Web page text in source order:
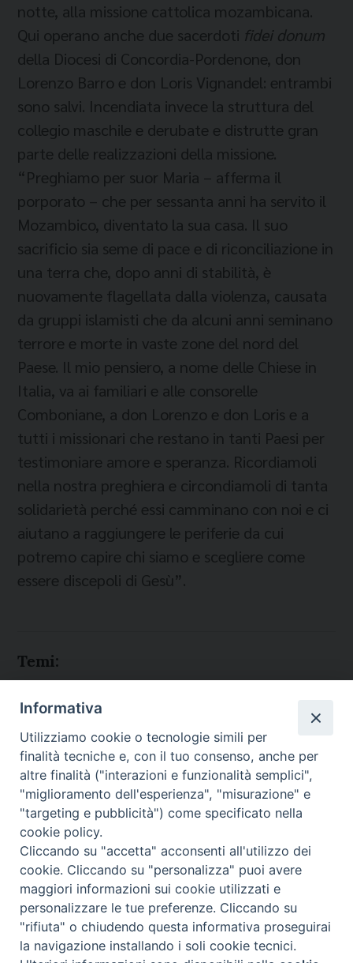
notte, alla missione cattolica mozambicana.
Qui operano anche due sacerdoti fidei donum
della Diocesi di Concordia-Pordenone, don
Lorenzo Barro e don Loris Vignandel: entrambi
sono salvi. Incendiata invece la struttura del
collegio maschile e derubate e distrutte gran
parte delle realizzazioni della missione.
“Preghiamo per suor Maria – afferma il
porporato – che per sessanta anni ha servito il
Mozambico, diventato la sua casa. Il suo
sacrificio sia seme di pace e di riconciliazione in
una terra che, dopo anni di stabilità, è
nuovamente flagellata dalla violenza, causata
da gruppi islamisti che da alcuni anni seminano
terrore e morte in vaste zone del nord del
Paese. Il mio pensiero, a nome delle Chiese in
Italia, va ai familiari e alle consorelle
Comboniane, a don Lorenzo e don Loris e a
tutti i missionari che restano in tanti Paesi per
testimoniare amore e speranza. Ricordiamoli
nella nostra preghiera e circondiamoli di tanta
solidarietà perché essi camminano con noi e ci
aiutano a raggiungere le periferie da cui
potremo capire chi siamo e scegliere come
essere discepoli di Gesù”.
Temi:
CEI
COMBONIANE
DIOCESI VITTORIO VENETO
MOZAMBICO
Migrantes Online
Fondazione Migrantes
Privacy Policy
© 2026 WebSeed
Informativa
Utilizziamo cookie o tecnologie simili per
finalità tecniche e, con il tuo consenso, anche per
altre finalità ("interazioni e funzionalità semplici",
"miglioramento dell'esperienza", "misurazione" e
"targeting e pubblicità") come specificato nella
cookie policy.
Cliccando su "accetta" acconsenti all'utilizzo dei
cookie. Cliccando su "personalizza" puoi avere
maggiori informazioni sui cookie utilizzati e
personalizzare le tue preferenze. Cliccando su
"rifiuta" o chiudendo questa informativa proseguirai
la navigazione installando i soli cookie tecnici.